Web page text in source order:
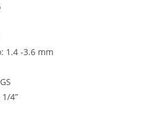
1.4 -3.6 mm
4”